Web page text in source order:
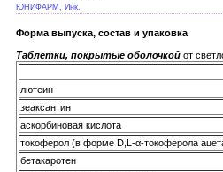
ЮНИФАРМ, Инк.
Форма выпуска, состав и упаковка
Таблетки, покрытые оболочкой от
лютеин
зеаксантин
аскорбиновая кислота
токоферол (в форме D,L-α-токоферола
бетакаротен